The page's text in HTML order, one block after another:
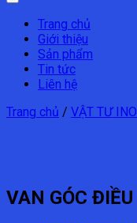
Trang chủ
Giới thiệu
Sản phẩm
Tin tức
Liên hệ
Trang chủ / VẬT TƯ
VAN GÓC